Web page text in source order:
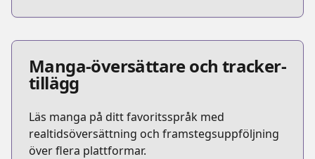
Manga-översättare och tracker-
tillägg
Läs manga på ditt favoritsspråk med
realtidsöversättning och framstegsuppföljning
över flera plattformar.